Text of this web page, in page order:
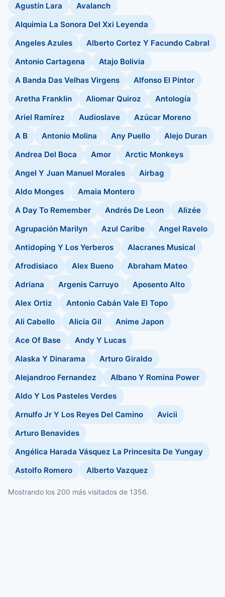
Agustín Lara
Avalanch
Alquimia La Sonora Del Xxi Leyenda
Angeles Azules
Alberto Cortez Y Facundo Cabral
Antonio Cartagena
Atajo Bolivia
A Banda Das Velhas Virgens
Alfonso El Pintor
Aretha Franklin
Aliomar Quiroz
Antología
Ariel Ramírez
Audioslave
Azúcar Moreno
A B
Antonio Molina Any Puello
Alejo Duran
Andrea Del Boca
Amor
Arctic Monkeys
Angel Y Juan Manuel Morales
Airbag
Aldo Monges
Amaia Montero
A Day To Remember
Andrés De Leon
Alizée
Agrupación Marilyn
Azul Caribe
Angel Ravelo
Antidoping Y Los Yerberos
Alacranes Musical
Afrodisiaco
Alex Bueno
Abraham Mateo
Adriana
Argenis Carruyo
Aposento Alto
Alex Ortiz
Antonio Cabán Vale El Topo
Ali Cabello
Alicia Gil
Anime Japon
Ace Of Base
Andy Y Lucas
Alaska Y Dinarama
Arturo Giraldo
Alejandroo Fernandez
Albano Y Romina Power
Aldo Y Los Pasteles Verdes
Arnulfo Jr Y Los Reyes Del Camino
Avicii
Arturo Benavides
Angélica Harada Vásquez La Princesita De Yungay
Astolfo Romero
Alberto Vazquez
Mostrando los 200 más visitados de 1356.